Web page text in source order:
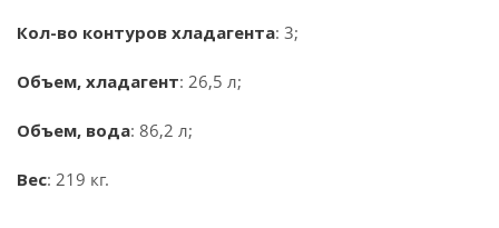
Кол-во контуров хладагента: 3;
Объем, хладагент: 26,5 л;
Объем, вода: 86,2 л;
Вес: 219 кг.